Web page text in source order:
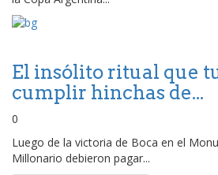
El insólito ritual que
cumplir hinchas de...
0
Luego de la victoria de Boca en el
Millonario debieron pagar...